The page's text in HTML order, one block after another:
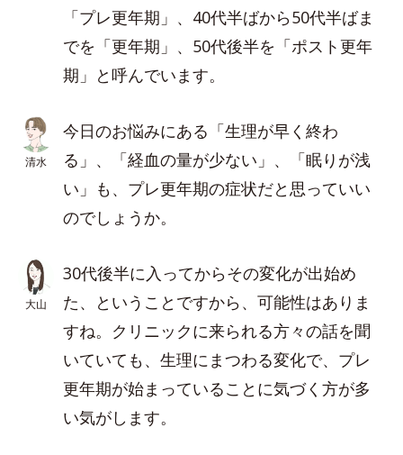
「プレ更年期」、40代半ばから50代半ばま
でを「更年期」、50代後半を「ポスト更年
期」と呼んでいます。
清水
今日のお悩みにある「生理が早く終わ
る」、「経血の量が少ない」、「眠りが浅
い」も、プレ更年期の症状だと思っていい
のでしょうか。
大山
30代後半に入ってからその変化が出始め
た、ということですから、可能性はありま
すね。クリニックに来られる方々の話を聞
いていても、生理にまつわる変化で、プレ
更年期が始まっていることに気づく方が多
い気がします。